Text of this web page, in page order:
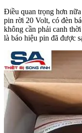
Điều quan trọng hơn
pin rời 20 Volt, có đèn
không cần phải canh
là báo hiệu pin đã được